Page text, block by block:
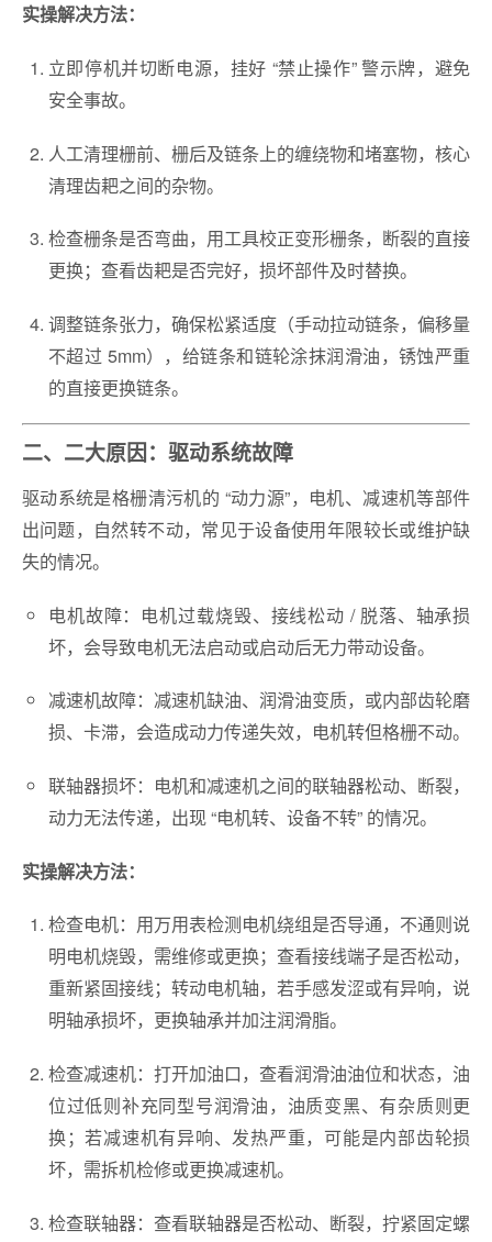
实操解决方法：
立即停机并切断电源，挂好 “禁止操作” 警示牌，避免
安全事故。
人工清理栅前、栅后及链条上的缠绕物和堵塞物，核心
清理齿耙之间的杂物。
检查栅条是否弯曲，用工具校正变形栅条，断裂的直接
更换；查看齿耙是否完好，损坏部件及时替换。
调整链条张力，确保松紧适度（手动拉动链条，偏移量
不超过 5mm），给链条和链轮涂抹润滑油，锈蚀严重
的直接更换链条。
二、二大原因：驱动系统故障
驱动系统是格栅清污机的 “动力源”，电机、减速机等部件
出问题，自然转不动，常见于设备使用年限较长或维护缺
失的情况。
电机故障：电机过载烧毁、接线松动 / 脱落、轴承损
坏，会导致电机无法启动或启动后无力带动设备。
减速机故障：减速机缺油、润滑油变质，或内部齿轮磨
损、卡滞，会造成动力传递失效，电机转但格栅不动。
联轴器损坏：电机和减速机之间的联轴器松动、断裂，
动力无法传递，出现 “电机转、设备不转” 的情况。
实操解决方法：
检查电机：用万用表检测电机绕组是否导通，不通则说
明电机烧毁，需维修或更换；查看接线端子是否松动，
重新紧固接线；转动电机轴，若手感发涩或有异响，说
明轴承损坏，更换轴承并加注润滑脂。
检查减速机：打开加油口，查看润滑油油位和状态，油
位过低则补充同型号润滑油，油质变黑、有杂质则更
换；若减速机有异响、发热严重，可能是内部齿轮损
坏，需拆机检修或更换减速机。
检查联轴器：查看联轴器是否松动、断裂，拧紧固定螺